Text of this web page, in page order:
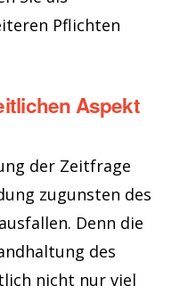
Pflichten
Aspekt
der Zeitfrage
zugunsten des
Denn die
des
nicht nur viel